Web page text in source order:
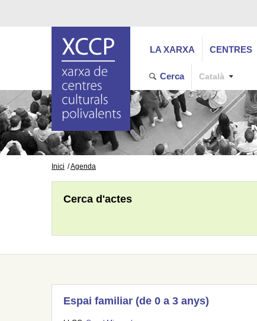
LA XARXA CENTRES
Cerca Català
Inici Agenda
Cerca d'actes
Espai familiar (de 0 a 3 anys)